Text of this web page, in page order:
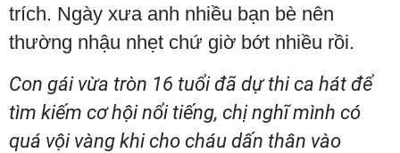
trích. Ngày xưa anh nhiều bạn bè nên
thường nhậu nhẹt chứ giờ bớt nhiều rồi.
Con gái vừa tròn 16 tuổi đã dự thi ca hát để
tìm kiếm cơ hội nổi tiếng, chị nghĩ mình có
quá vội vàng khi cho cháu dấn thân vào